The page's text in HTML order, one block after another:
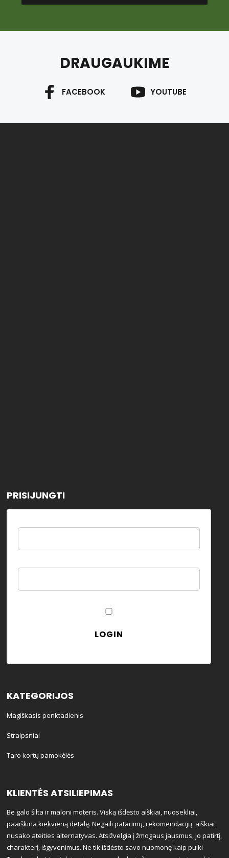
DRAUGAUKIME
FACEBOOK YOUTUBE
PRISIJUNGTI
KATEGORIJOS
Magiškasis penktadienis
Straipsniai
Taro kortų pamokėlės
KLIENTĖS ATSILIEPIMAS
Be galo šilta ir maloni moteris. Viską išdėsto aiškiai, nuosekliai,
paaiškina kiekvieną detalę. Negaili patarimų, rekomendacijų, aiškiai
nusako ateities alternatyvas. Atsižvelgia į žmogaus jausmus, jo patirtį,
charakterį, išgyvenimus. Ne tik išdėsto savo nuomonę kaip puiki